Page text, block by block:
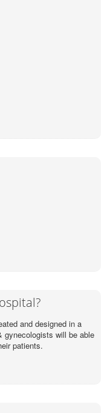
and designed in a
gynecologists will be able
patients.